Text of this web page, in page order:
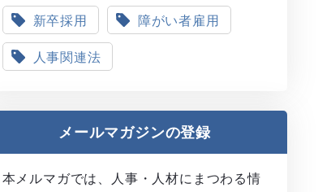
新卒採用 障がい者雇用
人事関連法
メールマガジンの登録
本メルマガでは、人事・人材にまつわる情